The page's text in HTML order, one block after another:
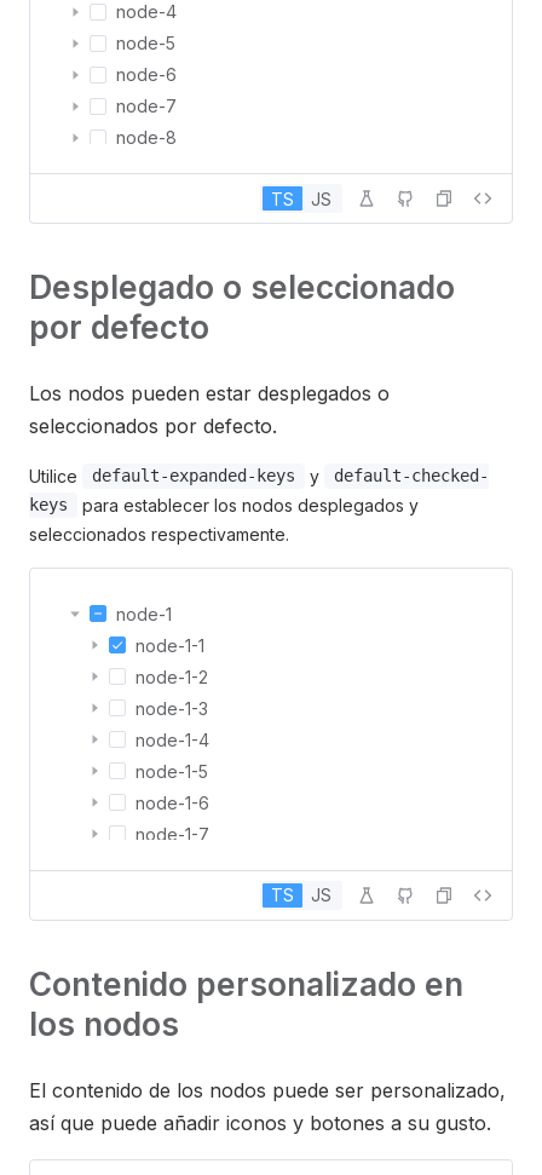
node-4
node-5
node-6
node-7
node-8
node-9
TS JS
Desplegado o seleccionado
por defecto
Los nodos pueden estar desplegados o
seleccionados por defecto.
Utilice default-expanded-keys y
default-checked-
keys
para establecer los nodos desplegados y
seleccionados respectivamente.
node-1
node-1-1
node-1-2
node-1-3
node-1-4
node-1-5
node-1-6
node-1-7
node-1-8
TS JS
Contenido personalizado en
los nodos
El contenido de los nodos puede ser personalizado,
así que puede añadir iconos y botones a su gusto.